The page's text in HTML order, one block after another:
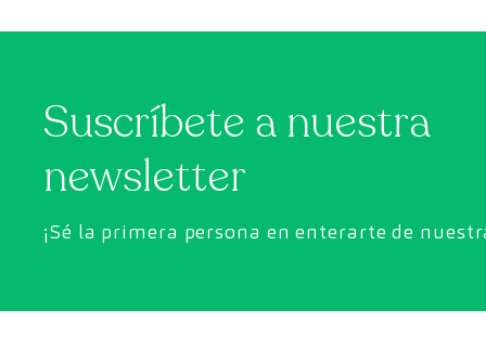
Suscríbete a nuestra
newsletter
¡Sé la primera persona en enterarte de